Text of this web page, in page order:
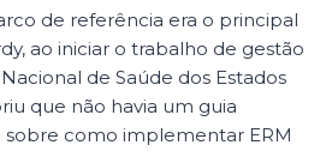
de referência era o principal
ao iniciar o trabalho de gestão
de Saúde dos Estados
que não havia um guia
como implementar ERM